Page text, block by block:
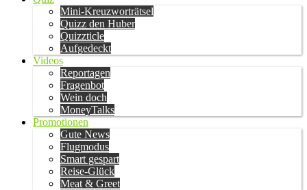
Mini-Kreuzworträtsel
Quizz den Huber
Quizzticle
Aufgedeckt
Videos
Reportagen
Fragenbot
Wein doch
MoneyTalks
Promotionen
Gute News
Flugmodus
Smart gespart
Reise-Glück
Meat & Greet